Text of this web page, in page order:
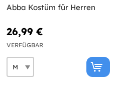
Abba Kostüm für Herren
26,99 €
VERFÜGBAR